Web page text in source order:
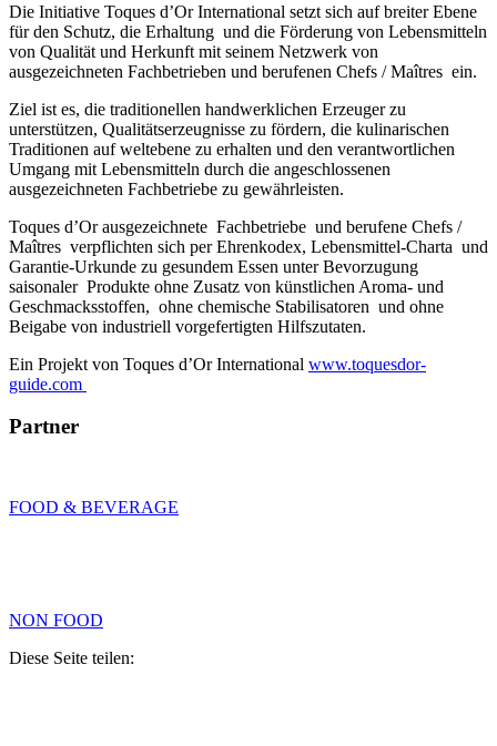
Die Initiative Toques d’Or International setzt sich auf breiter Ebene
für den Schutz, die Erhaltung und die Förderung von Lebensmitteln
von Qualität und Herkunft mit seinem Netzwerk von
ausgezeichneten Fachbetrieben und berufenen Chefs / Maîtres ein.
Ziel ist es, die traditionellen handwerklichen Erzeuger zu
unterstützen, Qualitätserzeugnisse zu fördern, die kulinarischen
Traditionen auf weltebene zu erhalten und den verantwortlichen
Umgang mit Lebensmitteln durch die angeschlossenen
ausgezeichneten Fachbetriebe zu gewährleisten.
Toques d’Or ausgezeichnete Fachbetriebe und berufene Chefs /
Maîtres verpflichten sich per Ehrenkodex, Lebensmittel-Charta und
Garantie-Urkunde zu gesundem Essen unter Bevorzugung
saisonaler Produkte ohne Zusatz von künstlichen Aroma- und
Geschmacksstoffen, ohne chemische Stabilisatoren und ohne
Beigabe von industriell vorgefertigten Hilfszutaten.
Ein Projekt von Toques d’Or International www.toquesdor-
guide.com
Partner
FOOD & BEVERAGE
NON FOOD
Diese Seite teilen: